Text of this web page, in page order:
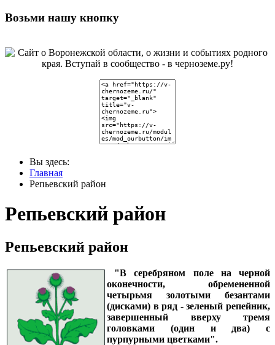
Возьми нашу кнопку
Вы здесь:
Главная
Репьевский район
Репьевский район
Репьевский район
"В серебряном поле на черной
оконечности, обремененной
четырьмя золотыми безантами
(дисками) в ряд - зеленый репейник,
завершенный вверху тремя
головками (один и два) с
пурпурными цветками".